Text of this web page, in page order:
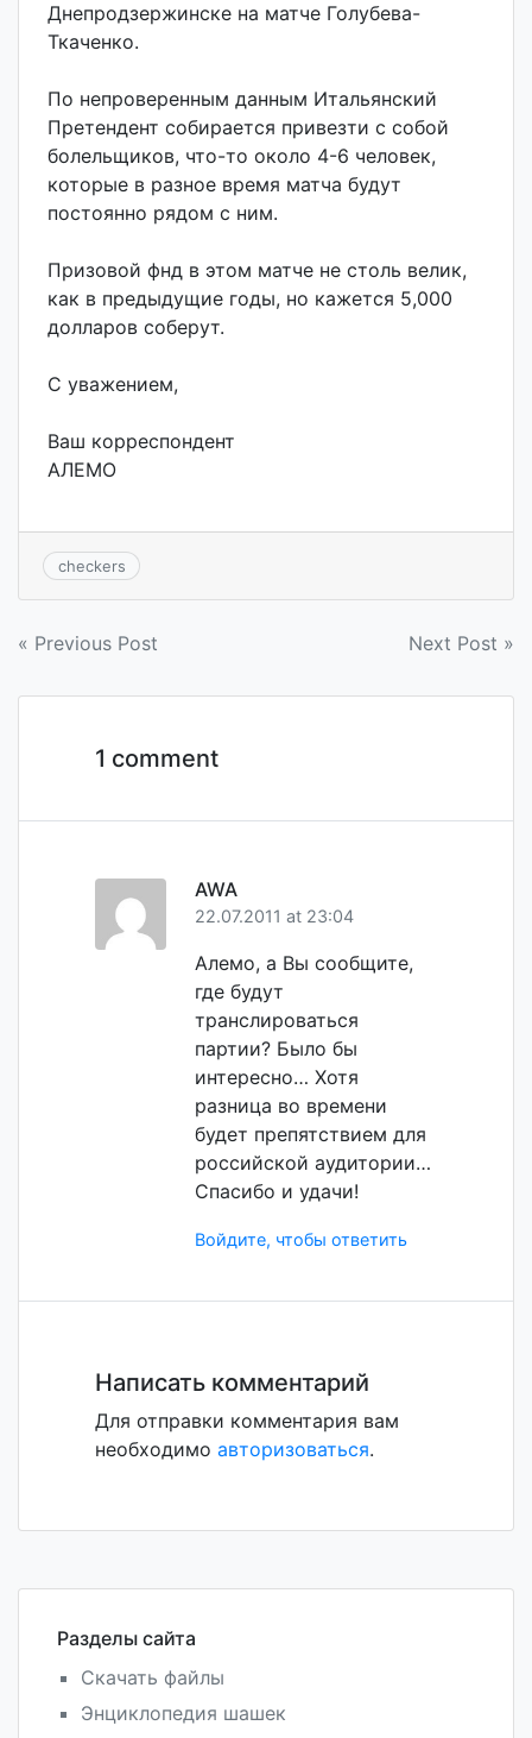
Днепродзержинске на матче Голубева-
Ткаченко.
По непроверенным данным Итальянский
Претендент собирается привезти с собой
болельщиков, что-то около 4-6 человек,
которые в разное время матча будут
постоянно рядом с ним.
Призовой фнд в этом матче не столь велик,
как в предыдущие годы, но кажется 5,000
долларов соберут.
С уважением,
Ваш корреспондент
АЛЕМО
checkers
Навигация
по
записям
« Previous Post Next Post »
1 comment
AWA
22.07.2011 at 23:04
Алемо, а Вы сообщите,
где будут
транслироваться
партии? Было бы
интересно… Хотя
разница во времени
будет препятствием для
российской аудитории…
Спасибо и удачи!
Войдите, чтобы ответить
Написать комментарий
Для отправки комментария вам
необходимо авторизоваться.
Разделы сайта
Скачать файлы
Энциклопедия шашек